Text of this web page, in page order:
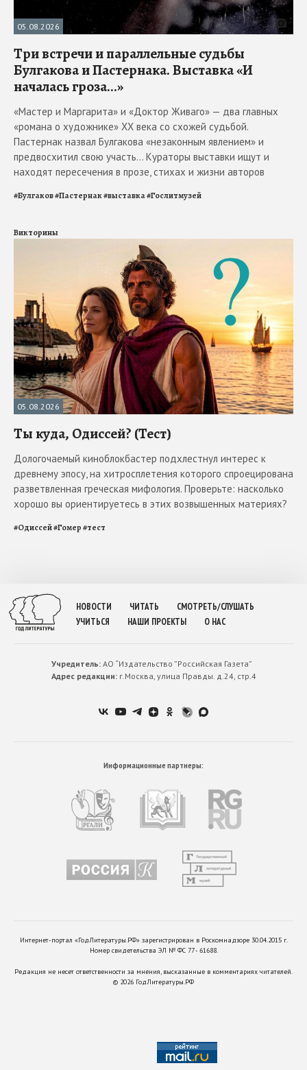
05.08.2026
Три встречи и параллельные судьбы
Булгакова и Пастернака. Выставка «И
началась гроза...»
«Мастер и Маргарита» и «Доктор Живаго» — два главных
«романа о художнике» ХХ века со схожей судьбой.
Пастернак назвал Булгакова «незаконным явлением» и
предвосхитил свою участь... Кураторы выставки ищут и
находят пересечения в прозе, стихах и жизни авторов
#Булгаков#Пастернак#выставка#Гослитмузей
Викторины
05.08.2026
Ты куда, Одиссей? (Тест)
Дологочаемый киноблокбастер подхлестнул интерес к
древнему эпосу, на хитросплетения которого спроецирована
разветвленная греческая мифология. Проверьте: насколько
хорошо вы ориентируетесь в этих возвышенных материях?
#Одиссей#Гомер#тест
НОВОСТИ ЧИТАТЬ
СМОТРЕТЬ/СЛУШАТЬ
УЧИТЬСЯ
НАШИ ПРОЕКТЫ О НАС
Учредитель:АО “Издательство ”Российская Газета”
Адрес редакции:г.Москва, улица Правды. д.24, стр.4
Информационные партнеры:
Интернет-портал «ГодЛитературы.РФ» зарегистрирован в Роскомнадзоре 30.04.2015 г.
Номер свидетельства ЭЛ № ФС 77 - 61688.
Редакция не несет ответственности за мнения, высказанные в комментариях читателей.
© 2026 ГодЛитературы.РФ